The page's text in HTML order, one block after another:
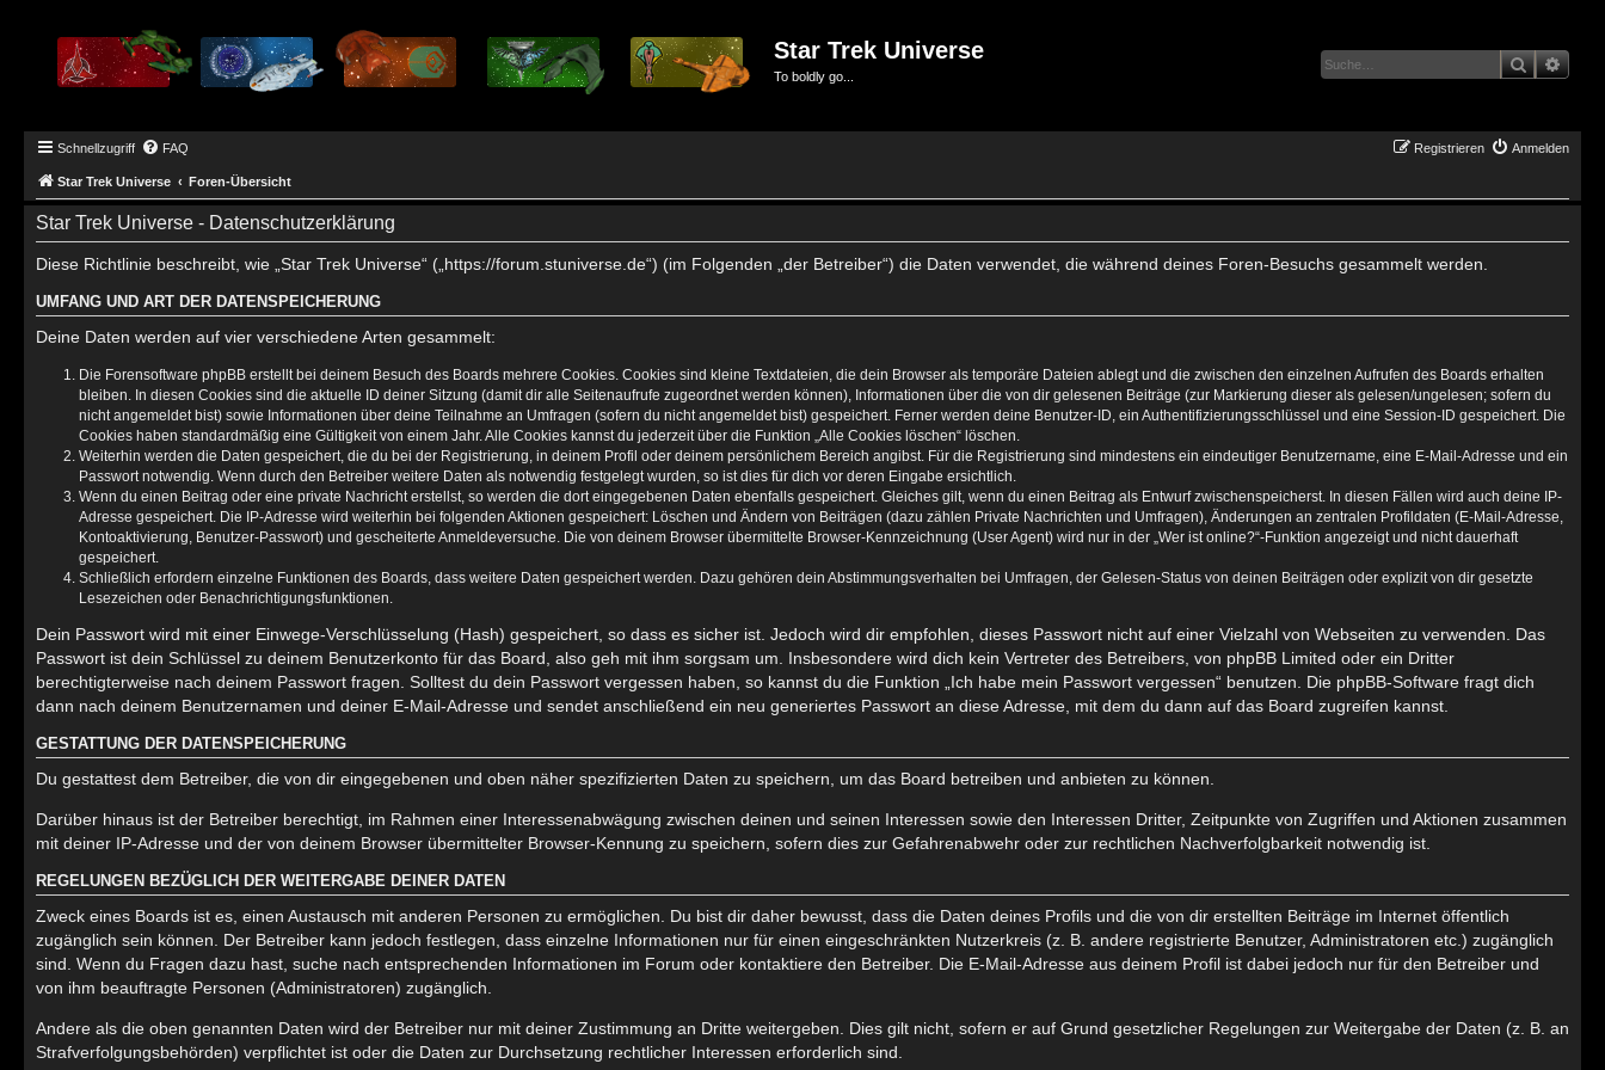
Star Trek Universe
To boldly go...
Suche
Schnellzugriff FAQ Anmelden
Registrieren
Star Trek Universe Foren-Übersicht
Star Trek Universe - Datenschutzerklärung
Diese Richtlinie beschreibt, wie „Star Trek Universe“ („https://forum.stuniverse.de“) (im Folgenden „der Betreiber“) die Daten verwendet, die während deines Foren-Besuchs gesammelt werden.
UMFANG UND ART DER DATENSPEICHERUNG
Deine Daten werden auf vier verschiedene Arten gesammelt:
Die Forensoftware phpBB erstellt bei deinem Besuch des Boards mehrere Cookies. Cookies sind kleine Textdateien, die dein Browser als temporäre Dateien ablegt und die zwischen den einzelnen Aufrufen des Boards erhalten
bleiben. In diesen Cookies sind die aktuelle ID deiner Sitzung (damit dir alle Seitenaufrufe zugeordnet werden können), Informationen über die von dir gelesenen Beiträge (zur Markierung dieser als gelesen/ungelesen; sofern du
nicht angemeldet bist) sowie Informationen über deine Teilnahme an Umfragen (sofern du nicht angemeldet bist) gespeichert. Ferner werden deine Benutzer-ID, ein Authentifizierungsschlüssel und eine Session-ID gespeichert. Die
Cookies haben standardmäßig eine Gültigkeit von einem Jahr. Alle Cookies kannst du jederzeit über die Funktion „Alle Cookies löschen“ löschen.
Weiterhin werden die Daten gespeichert, die du bei der Registrierung, in deinem Profil oder deinem persönlichem Bereich angibst. Für die Registrierung sind mindestens ein eindeutiger Benutzername, eine E-Mail-Adresse und ein
Passwort notwendig. Wenn durch den Betreiber weitere Daten als notwendig festgelegt wurden, so ist dies für dich vor deren Eingabe ersichtlich.
Wenn du einen Beitrag oder eine private Nachricht erstellst, so werden die dort eingegebenen Daten ebenfalls gespeichert. Gleiches gilt, wenn du einen Beitrag als Entwurf zwischenspeicherst. In diesen Fällen wird auch deine IP-
Adresse gespeichert. Die IP-Adresse wird weiterhin bei folgenden Aktionen gespeichert: Löschen und Ändern von Beiträgen (dazu zählen Private Nachrichten und Umfragen), Änderungen an zentralen Profildaten (E-Mail-Adresse,
Kontoaktivierung, Benutzer-Passwort) und gescheiterte Anmeldeversuche. Die von deinem Browser übermittelte Browser-Kennzeichnung (User Agent) wird nur in der „Wer ist online?“-Funktion angezeigt und nicht dauerhaft
gespeichert.
Schließlich erfordern einzelne Funktionen des Boards, dass weitere Daten gespeichert werden. Dazu gehören dein Abstimmungsverhalten bei Umfragen, der Gelesen-Status von deinen Beiträgen oder explizit von dir gesetzte
Lesezeichen oder Benachrichtigungsfunktionen.
Dein Passwort wird mit einer Einwege-Verschlüsselung (Hash) gespeichert, so dass es sicher ist. Jedoch wird dir empfohlen, dieses Passwort nicht auf einer Vielzahl von Webseiten zu verwenden. Das
Passwort ist dein Schlüssel zu deinem Benutzerkonto für das Board, also geh mit ihm sorgsam um. Insbesondere wird dich kein Vertreter des Betreibers, von phpBB Limited oder ein Dritter
berechtigterweise nach deinem Passwort fragen. Solltest du dein Passwort vergessen haben, so kannst du die Funktion „Ich habe mein Passwort vergessen“ benutzen. Die phpBB-Software fragt dich
dann nach deinem Benutzernamen und deiner E-Mail-Adresse und sendet anschließend ein neu generiertes Passwort an diese Adresse, mit dem du dann auf das Board zugreifen kannst.
GESTATTUNG DER DATENSPEICHERUNG
Du gestattest dem Betreiber, die von dir eingegebenen und oben näher spezifizierten Daten zu speichern, um das Board betreiben und anbieten zu können.
Darüber hinaus ist der Betreiber berechtigt, im Rahmen einer Interessenabwägung zwischen deinen und seinen Interessen sowie den Interessen Dritter, Zeitpunkte von Zugriffen und Aktionen zusammen
mit deiner IP-Adresse und der von deinem Browser übermittelter Browser-Kennung zu speichern, sofern dies zur Gefahrenabwehr oder zur rechtlichen Nachverfolgbarkeit notwendig ist.
REGELUNGEN BEZÜGLICH DER WEITERGABE DEINER DATEN
Zweck eines Boards ist es, einen Austausch mit anderen Personen zu ermöglichen. Du bist dir daher bewusst, dass die Daten deines Profils und die von dir erstellten Beiträge im Internet öffentlich
zugänglich sein können. Der Betreiber kann jedoch festlegen, dass einzelne Informationen nur für einen eingeschränkten Nutzerkreis (z. B. andere registrierte Benutzer, Administratoren etc.) zugänglich
sind. Wenn du Fragen dazu hast, suche nach entsprechenden Informationen im Forum oder kontaktiere den Betreiber. Die E-Mail-Adresse aus deinem Profil ist dabei jedoch nur für den Betreiber und
von ihm beauftragte Personen (Administratoren) zugänglich.
Andere als die oben genannten Daten wird der Betreiber nur mit deiner Zustimmung an Dritte weitergeben. Dies gilt nicht, sofern er auf Grund gesetzlicher Regelungen zur Weitergabe der Daten (z. B. an
Strafverfolgungsbehörden) verpflichtet ist oder die Daten zur Durchsetzung rechtlicher Interessen erforderlich sind.